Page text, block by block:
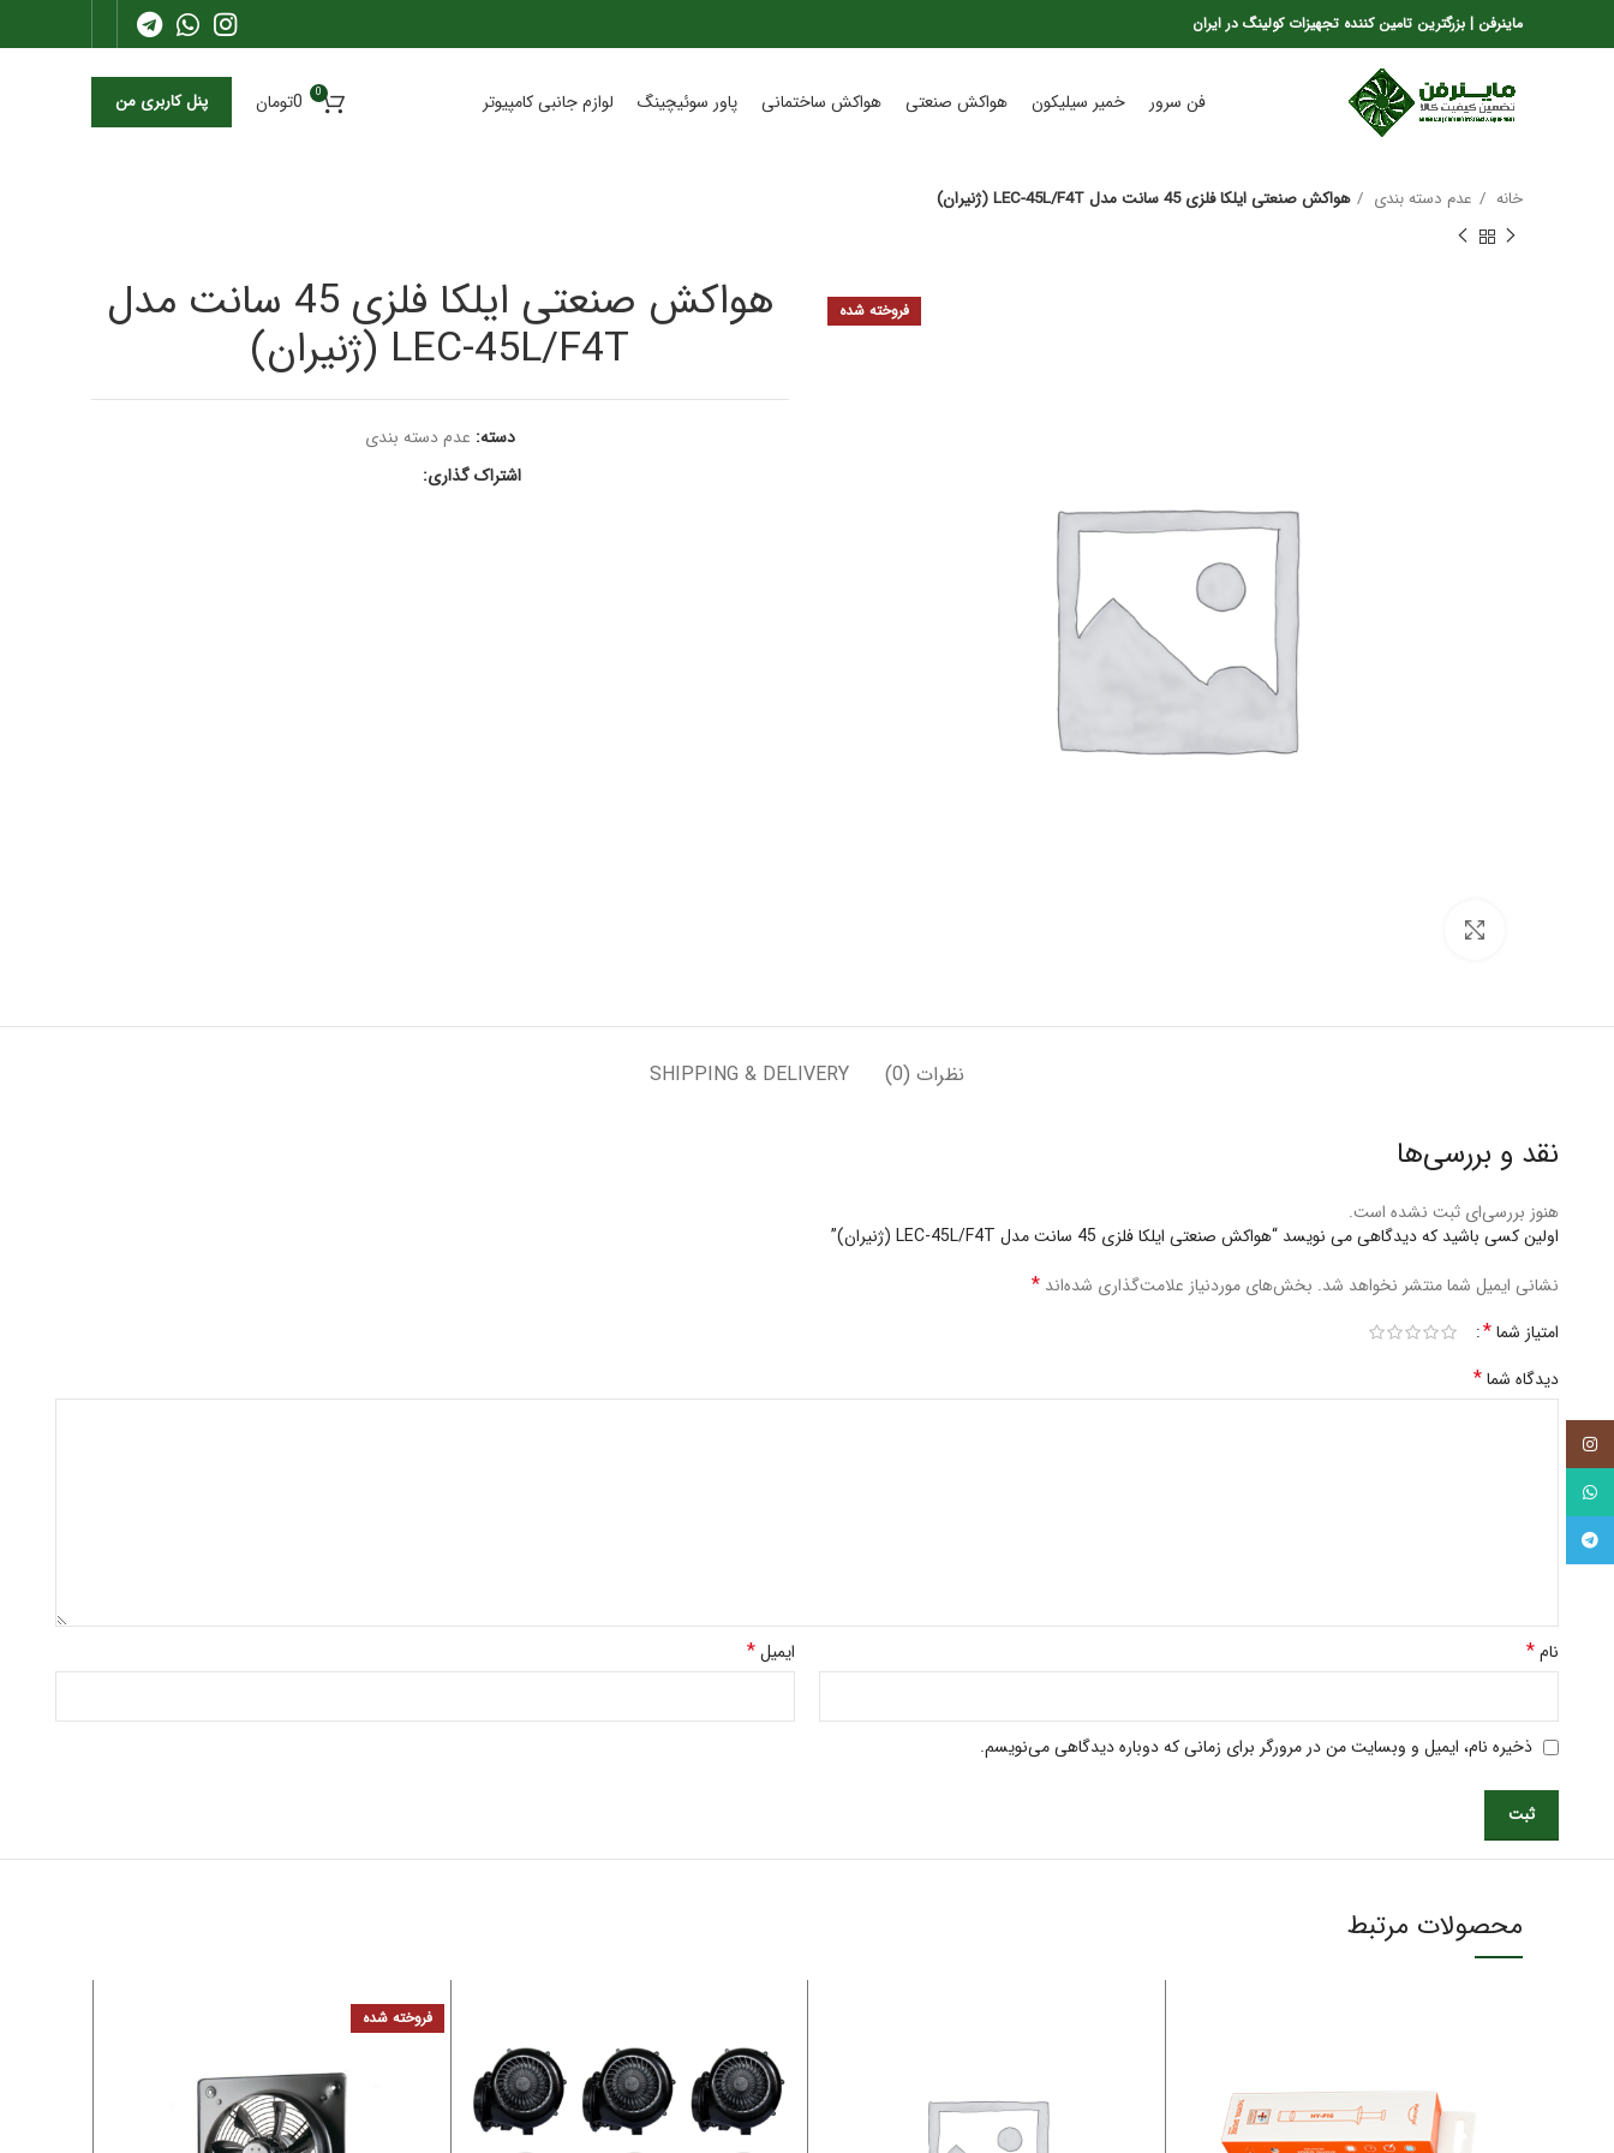
ماینرفن | بزرگترین تامین کننده تجهیزات کولینگ در ایران
فن سرور خمیر سیلیکون هواکش صنعتی هواکش ساختمانی پاور سوئیچینگ لوازم جانبی کامپیوتر 0
0تومان پنل کاربری من
خانه عدم دسته بندی هواکش صنعتی ایلکا فلزی 45 سانت مدل LEC-45L/F4T (ژنیران)
فروخته شده هواکش صنعتی ایلکا فلزی 45 سانت مدل
LEC-45L/F4T (ژنیران)
دسته: عدم دسته بندی
اشتراک گذاری:
نظرات (0) SHIPPING & DELIVERY
نقد و بررسی‌ها
هنوز بررسی‌ای ثبت نشده است.
اولین کسی باشید که دیدگاهی می نویسد “هواکش صنعتی ایلکا فلزی 45 سانت مدل LEC-45L/F4T (ژنیران)”
نشانی ایمیل شما منتشر نخواهد شد. بخش‌های موردنیاز علامت‌گذاری شده‌اند *
امتیاز شما*
دیدگاه شما*
نام* ایمیل*
ذخیره نام، ایمیل و وبسایت من در مرورگر برای زمانی که دوباره دیدگاهی می‌نویسم.
محصولات مرتبط
فروخته شده